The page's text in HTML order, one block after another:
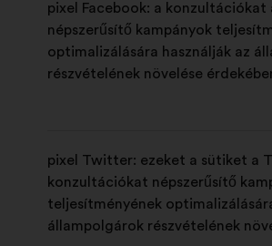
pixel Facebook: a konzultációkat
népszerűsítő kampányok
optimalizálására használják az
részvételének növelése
pixel Twitter: ezeket a sütiket a
konzultációkat népszerűsítő
teljesítményének
állampolgárok részvételének